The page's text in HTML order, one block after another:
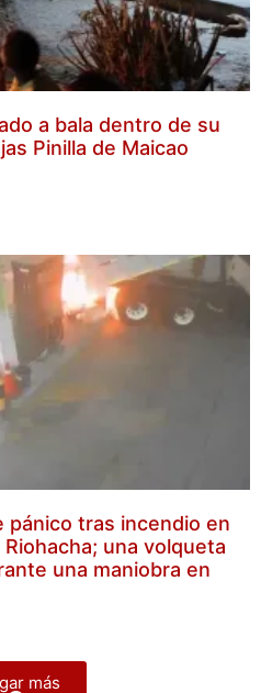
a bala dentro de su
Pinilla de Maicao
pánico tras incendio en
una volqueta
una maniobra en
más